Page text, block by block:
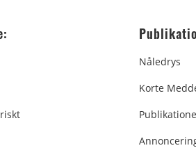
Nåledrys
Korte